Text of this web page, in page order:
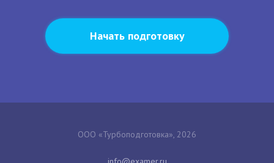
Начать подготовку
ООО «Турбоподготовка», 2026